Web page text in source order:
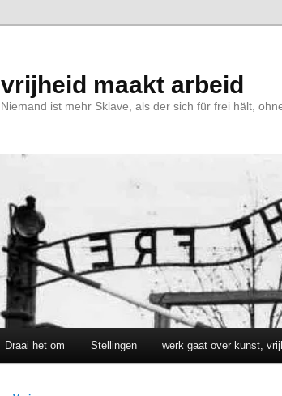
vrijheid maakt arbeid
Niemand ist mehr Sklave, als der sich für frei hält,
Draai het om Stellingen werk gaat over kunst,